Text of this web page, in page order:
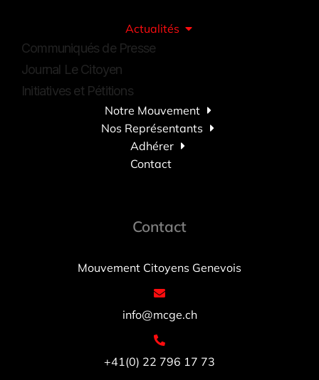
Actualités
Communiqués de Presse
Journal Le Citoyen
Initiatives et Pétitions
Notre Mouvement
Nos Représentants
Adhérer
Contact
Contact
Mouvement Citoyens Genevois
info@mcge.ch
+41(0) 22 796 17 73